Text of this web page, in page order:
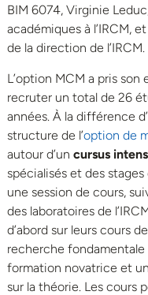
BIM 6074, Virginie
académiques à l’IRCM,
de la direction de l’IRCM.
L’option MCM a pris
recruter un total de 26
années. À la différence
structure de l’option de
autour d’un cursus
spécialisés et des
une session de cours,
des laboratoires de
d’abord sur leurs cours
recherche
formation novatrice et
sur la théorie. Les cours